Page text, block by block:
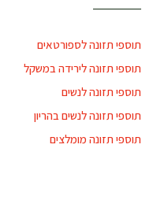
תוספי תזונה לספורטאים
תוספי תזונה לירידה במשקל
תוספי תזונה לנשים
תוספי תזונה לנשים בהריון
תוספי תזונה מומלצים